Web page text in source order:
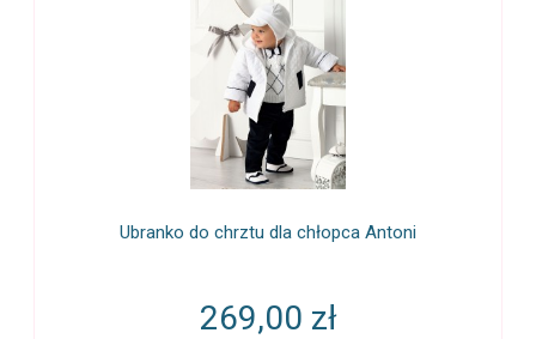
Ubranko do chrztu dla chłopca Antoni
269,00 zł